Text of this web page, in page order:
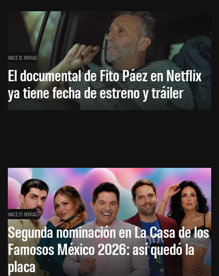
HACE 12 HORAS
El documental de Fito Páez en Netflix
ya tiene fecha de estreno y tráiler
HACE 21 HORAS
Segunda nominación en La Casa de los
Famosos México 2026: así quedó la
placa